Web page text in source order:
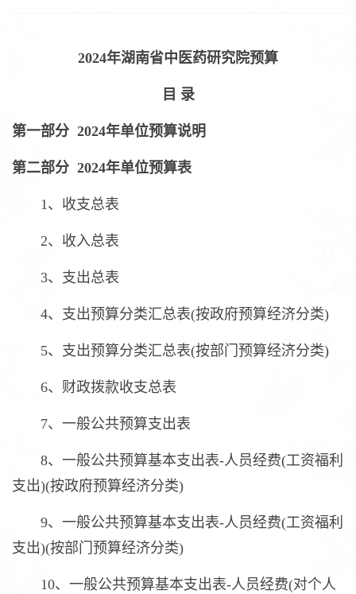
2024年湖南省中医药研究院预算
目 录
第一部分 2024年单位预算说明
第二部分 2024年单位预算表
1、收支总表
2、收入总表
3、支出总表
4、支出预算分类汇总表(按政府预算经济分类)
5、支出预算分类汇总表(按部门预算经济分类)
6、财政拨款收支总表
7、一般公共预算支出表
8、一般公共预算基本支出表-人员经费(工资福利
支出)(按政府预算经济分类)
9、一般公共预算基本支出表-人员经费(工资福利
支出)(按部门预算经济分类)
10、一般公共预算基本支出表-人员经费(对个人